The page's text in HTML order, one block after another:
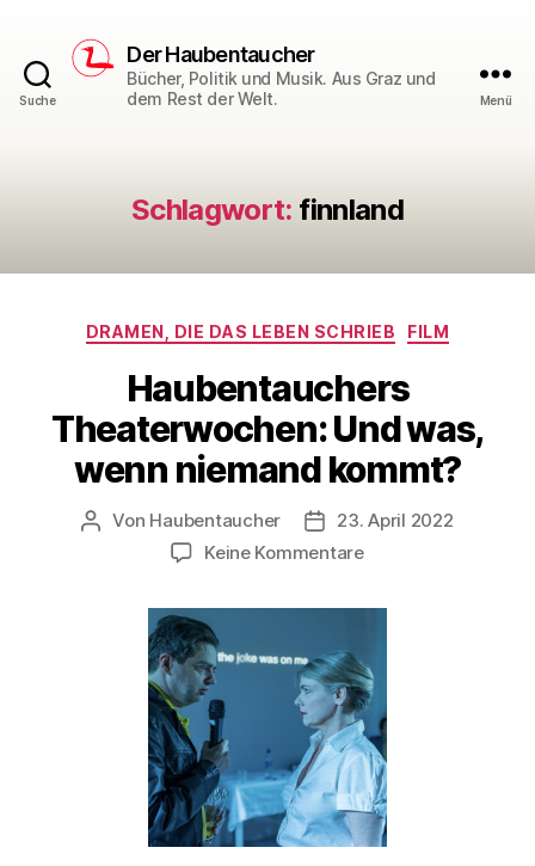
Suche
Der Haubentaucher
Bücher, Politik und Musik. Aus Graz und
dem Rest der Welt.
Menü
Schlagwort: finnland
Kategorien
DRAMEN, DIE DAS LEBEN SCHRIEB FILM
Haubentauchers
Theaterwochen: Und was,
wenn niemand kommt?
Beitragsautor
Von Haubentaucher Veröffentlichungsdatum
23. April 2022
Keine Kommentarezu
Theaterwochen:
wenn
niemand
kommt?